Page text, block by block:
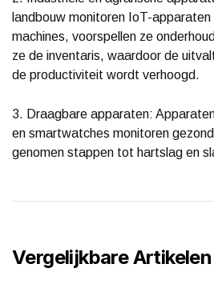
landbouw monitoren IoT-
machines, voorspellen ze
ze de inventaris, waardoor de
de productiviteit wordt verhoogd.
3. Draagbare apparaten:
en smartwatches monitoren
genomen stappen tot hartslag en
Vergelijkbare Artikelen